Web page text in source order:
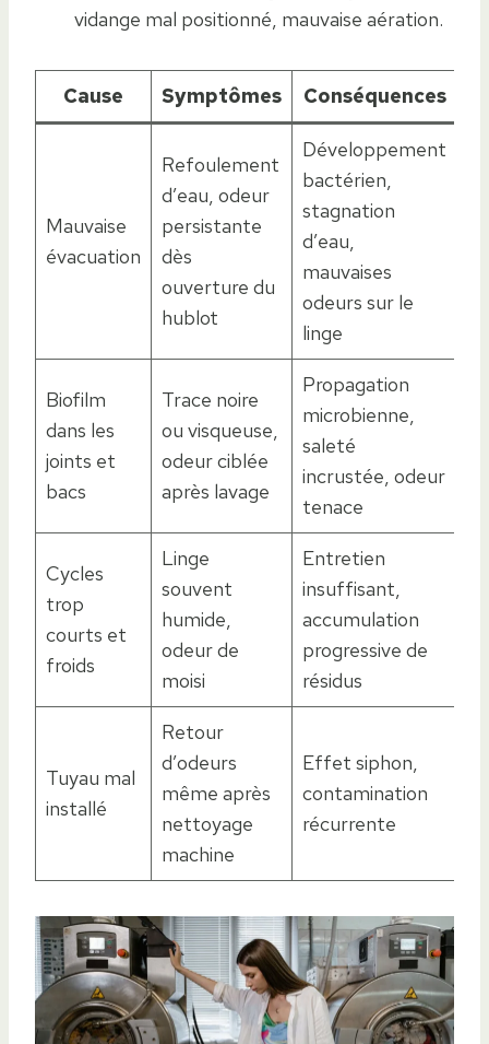
vidange mal positionné, mauvaise aération.
Cause Symptômes Conséquences
Mauvaise
évacuation
Refoulement
d’eau, odeur
persistante
dès
ouverture du
hublot
Développement
bactérien,
stagnation
d’eau,
mauvaises
odeurs sur le
linge
Biofilm
dans les
joints et
bacs
Trace noire
ou visqueuse,
odeur ciblée
après lavage
Propagation
microbienne,
saleté
incrustée, odeur
tenace
Cycles
trop
courts et
froids
Linge
souvent
humide,
odeur de
moisi
Entretien
insuffisant,
accumulation
progressive de
résidus
Tuyau mal
installé
Retour
d’odeurs
même après
nettoyage
machine
Effet siphon,
contamination
récurrente